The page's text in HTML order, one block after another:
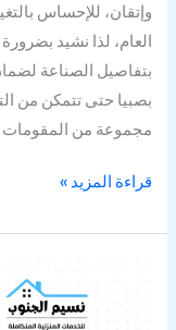
وإتقان، للإحساس
العام، لذا نشيد
بتفاصيل الصناعة
بصبيا حتى تتمكن من
مجموعة من المقومات
قراءة المزيد »